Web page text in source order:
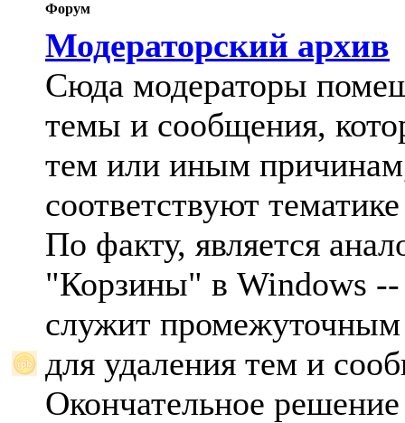
Форум
Модераторский архив
Сюда модераторы
темы и сообщения,
тем или иным
соответствуют
По факту, является
"Корзины" в Windows --
служит промежуточным
для удаления тем и
Окончательное